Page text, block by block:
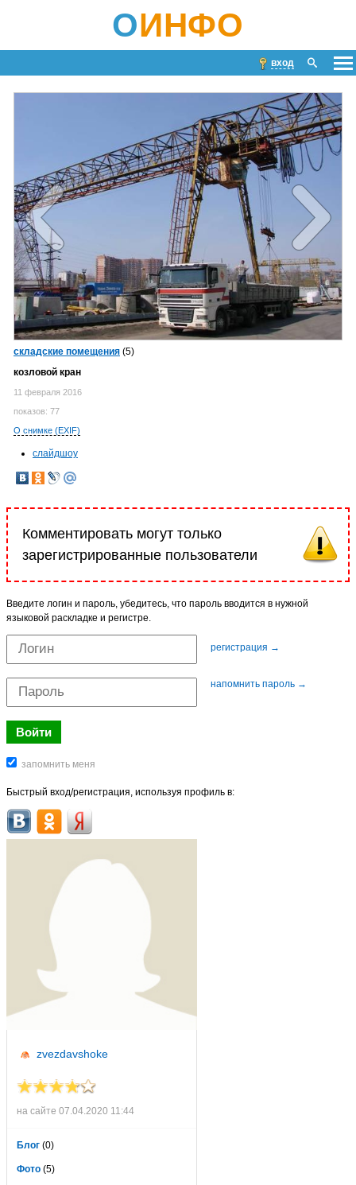
ОИНФО
вход
складские помещения (5)
козловой кран
11 февраля 2016
показов: 77
О снимке (EXIF)
слайдшоу
Комментировать могут только
зарегистрированные пользователи
Введите логин и пароль, убедитесь, что пароль вводится в нужной
языковой раскладке и регистре.
регистрация →
напомнить пароль →
Быстрый вход/регистрация, используя профиль в:
zvezdavshoke
на сайте 07.04.2020 11:44
Блог (0)
Фото (5)